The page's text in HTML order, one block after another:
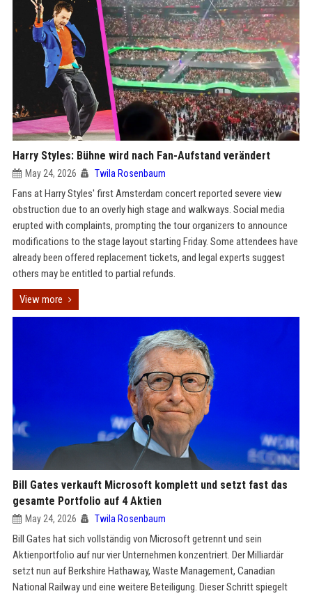
Harry Styles: Bühne wird nach Fan-Aufstand verändert
May 24, 2026 Twila Rosenbaum
Fans at Harry Styles' first Amsterdam concert reported severe view
obstruction due to an overly high stage and walkways. Social media
erupted with complaints, prompting the tour organizers to announce
modifications to the stage layout starting Friday. Some attendees have
already been offered replacement tickets, and legal experts suggest
others may be entitled to partial refunds.
View more
Bill Gates verkauft Microsoft komplett und setzt fast das
gesamte Portfolio auf 4 Aktien
May 24, 2026 Twila Rosenbaum
Bill Gates hat sich vollständig von Microsoft getrennt und sein
Aktienportfolio auf nur vier Unternehmen konzentriert. Der Milliardär
setzt nun auf Berkshire Hathaway, Waste Management, Canadian
National Railway und eine weitere Beteiligung. Dieser Schritt spiegelt